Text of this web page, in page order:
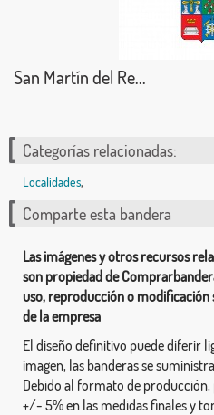
San Martín del Re...
Categorías relacionadas:
Localidades,
Comparte esta bandera
Las imágenes y otros recursos
son propiedad de
uso, reproducción o
de la empresa
El diseño definitivo puede diferir
imagen, las banderas se
Debido al formato de
+/- 5% en las medidas finales y